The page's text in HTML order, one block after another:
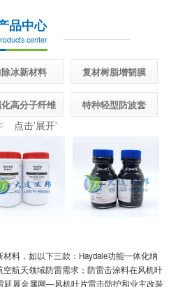
品中心
center
冰新材料 复材树脂增韧膜
高分子纤维 特种轻型防波套
点击'展开'
料，如以下三款：Haydale功能一体化纳
航天领域防雷需求；防雷击涂料在风机叶
延展金属网—风机叶片雷击防护和业主改装